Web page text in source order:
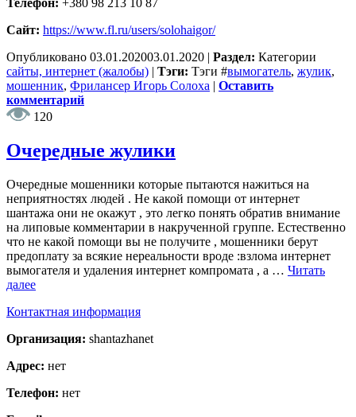
Телефон: +380 98 213 10 87
Сайт: https://www.fl.ru/users/solohaigor/
Опубликовано 03.01.202003.01.2020 | Раздел: Категории
сайты, интернет (жалобы) | Тэги: Тэги #вымогатель, жулик,
мошенник, Фрилансер Игорь Солоха | Оставить
комментарий
120
Очередные жулики
Очередные мошенники которые пытаются нажиться на
неприятностях людей . Не какой помощи от интернет
шантажа они не окажут , это легко понять обратив внимание
на липовые комментарии в накрученной группе. Естественно
что не какой помощи вы не получите , мошенники берут
предоплату за всякие нереальности вроде :взлома интернет
вымогателя и удаления интернет компромата , а … Читать
далее
Контактная информация
Организация: shantazhanet
Адрес: нет
Телефон: нет